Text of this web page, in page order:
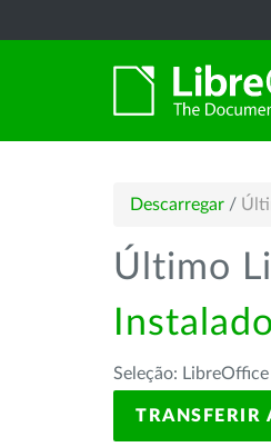
Descarregar /
Último
Seleção:
TRANSFERIR